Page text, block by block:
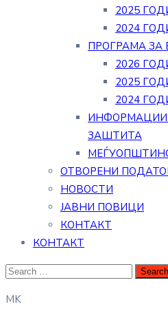
2025
2024
ПРОГРАМА
2026
2025
2024
ЗАШТИТА
ОТВОРЕНИ
НОВОСТИ
ЈАВНИ ПОВИЦИ
КОНТАКТ
КОНТАКТ
MK